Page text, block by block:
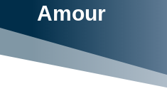
Amour